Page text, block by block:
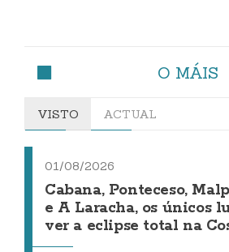
O MÁIS
VISTO ACTUAL
01/08/2026
Cabana, Ponteceso,
e A Laracha, os únicos
ver a eclipse total na